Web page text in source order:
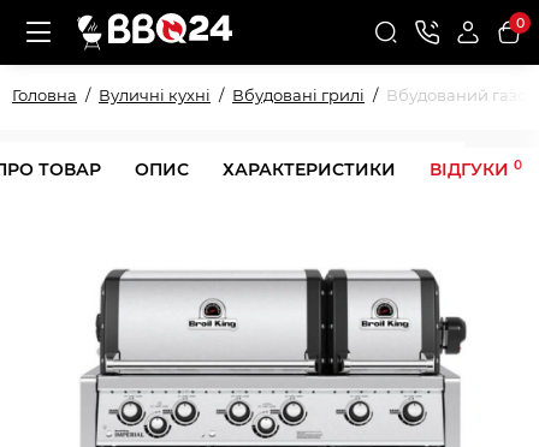
0
Головна Вуличні кухні Вбудовані грилі Вбудований
ТОВАР ОПИС ХАРАКТЕРИСТИКИ ВІДГУКИ 0